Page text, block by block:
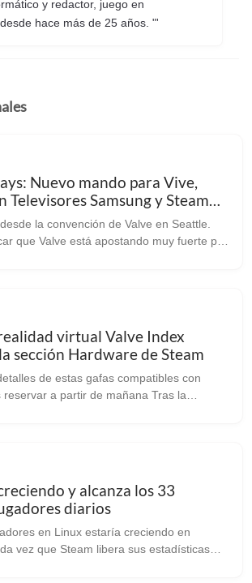
y redactor, juego en
hace más de 25 años. "'
Nuevo mando para Vive,
Televisores Samsung y SteamVR
a todos
la convención de Valve en Seattle.
que Valve está apostando muy fuerte por
virtual Valve Index
sección Hardware de Steam
de estas gafas compatibles con
a partir de mañana Tras la
y alcanza los 33
diarios
en Linux estaría creciendo en